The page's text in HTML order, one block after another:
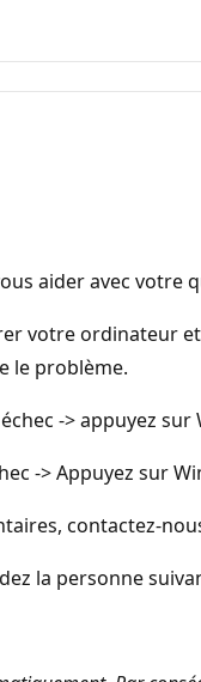
aider avec
votre ordinateur
le problème.
-> appuyez
-> Appuyez sur
contactez-
la personne